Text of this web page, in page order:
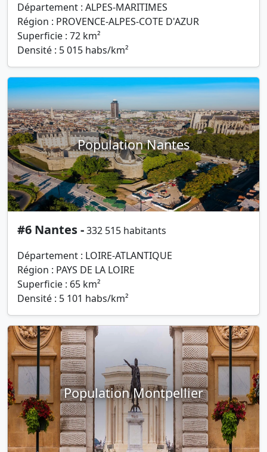
Département : ALPES-MARITIMES
Région : PROVENCE-ALPES-COTE D'AZUR
Superficie : 72 km²
Densité : 5 015 habs/km²
Population Nantes
#6 Nantes -332 515 habitants
Département : LOIRE-ATLANTIQUE
Région : PAYS DE LA LOIRE
Superficie : 65 km²
Densité : 5 101 habs/km²
Population Montpellier